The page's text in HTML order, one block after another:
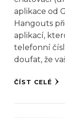
aplikace od
Hangouts
aplikací,
telefonní
doufat, že
ČÍST CELÉ